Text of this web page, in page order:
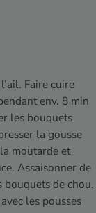
Faire cuire
env. 8 min
les bouquets
la gousse
moutarde et
Assaisonner de
bouquets de chou.
les pousses